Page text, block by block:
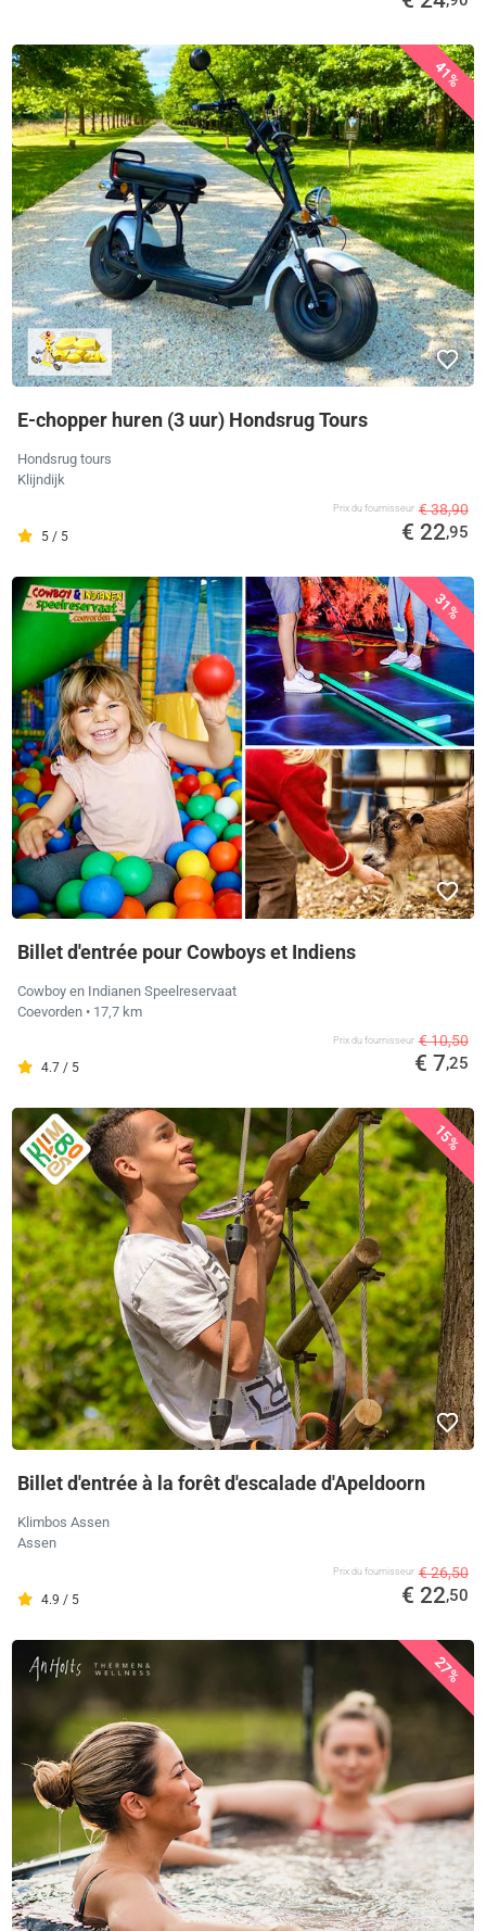
41%
E-chopper huren (3 uur) Hondsrug Tours
Hondsrug tours
Klijndijk
5 / 5
Prix ​​du fournisseur € 38,90
€ 22,95
31%
Billet d'entrée pour Cowboys et Indiens
Cowboy en Indianen Speelreservaat
Coevorden • 17,7 km
4.7 / 5
Prix ​​du fournisseur € 10,50
€ 7,25
15%
Billet d'entrée à la forêt d'escalade d'Apeldoorn
Klimbos Assen
Assen
4.9 / 5
Prix ​​du fournisseur € 26,50
€ 22,50
27%